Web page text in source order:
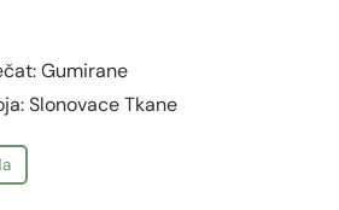
Gumirane
Slonovace Tkane